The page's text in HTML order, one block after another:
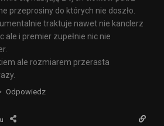
przeprosiny do których nie doszło.
traktuje nawet nie kanclerz
ale i premier zupełnie nic nie
ale rozmiarem przerasta
Odpowiedz